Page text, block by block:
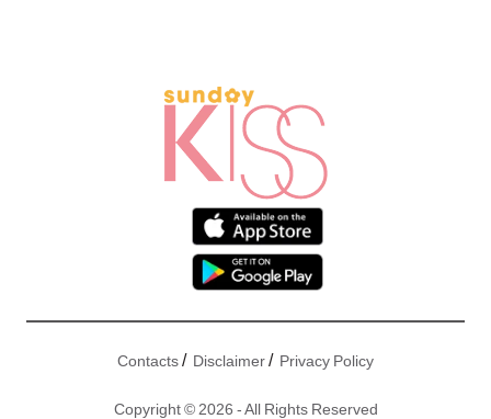
Contacts/ Disclaimer/ Privacy Policy
Copyright © 2026 - All Rights Reserved